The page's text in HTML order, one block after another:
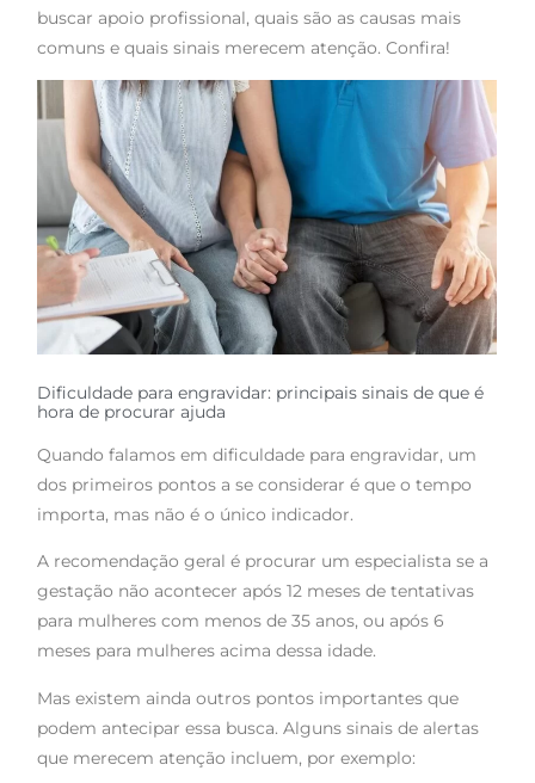
buscar apoio profissional, quais são as causas mais
comuns e quais sinais merecem atenção. Confira!
Dificuldade para engravidar: principais sinais de que é
hora de procurar ajuda
Quando falamos em dificuldade para engravidar, um
dos primeiros pontos a se considerar é que o tempo
importa, mas não é o único indicador.
A recomendação geral é procurar um especialista se a
gestação não acontecer após 12 meses de tentativas
para mulheres com menos de 35 anos, ou após 6
meses para mulheres acima dessa idade.
Mas existem ainda outros pontos importantes que
podem antecipar essa busca. Alguns sinais de alertas
que merecem atenção incluem, por exemplo: